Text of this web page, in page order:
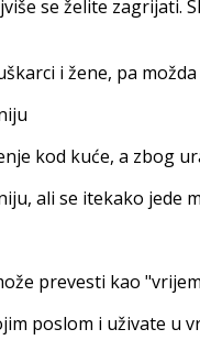
se želite zagrijati.
i žene, pa
kod kuće, a zbog
ali se itekako jede
prevesti kao
poslom i uživate u